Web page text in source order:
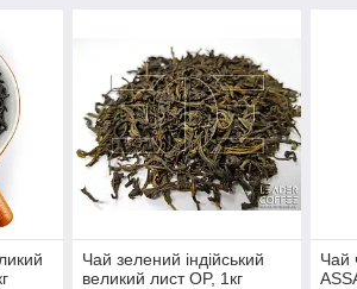
Чай зелений індійський
великий лист OP, 1кг
Чай